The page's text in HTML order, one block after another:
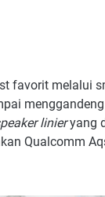
favorit melalui
linieryang
Qualcomm